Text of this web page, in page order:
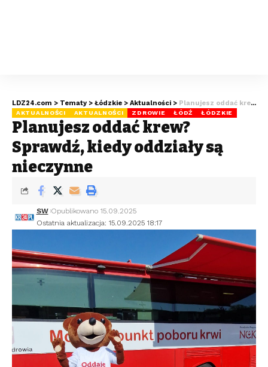
LDZ24.com > Tematy > Łódzkie > Aktualności > Planujesz oddać krew? Sprawdź, kiedy oddziały są nieczynne
AKTUALNOŚCI AKTUALNOŚCI ZDROWIE ŁÓDŹ ŁÓDZKIE
Planujesz oddać krew?
Sprawdź, kiedy oddziały są
nieczynne
Ostatnia aktualizacja: 15.09.2025 18:17
SW Opublikowano 15.09.2025